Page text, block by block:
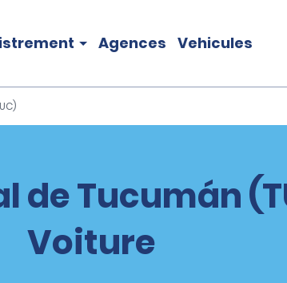
Agences Vehicules
Tucumán
Voiture